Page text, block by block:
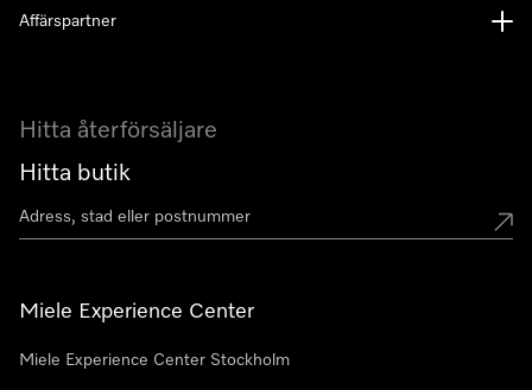
Hitta återförsäljare
Hitta butik
Miele Experience Center
Miele Experience Center Stockholm
Affärspartner